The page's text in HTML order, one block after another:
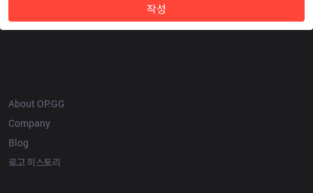
작성
About OP.GG
Company
Blog
로고 히스토리